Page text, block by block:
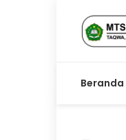
Beranda